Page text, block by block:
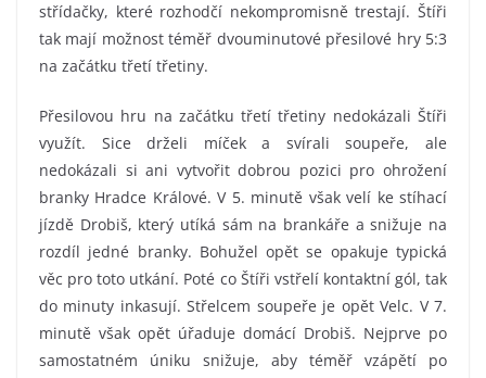
střídačky, které rozhodčí nekompromisně trestají. Štíři
tak mají možnost téměř dvouminutové přesilové hry 5:3
na začátku třetí třetiny.
Přesilovou hru na začátku třetí třetiny nedokázali Štíři
využít. Sice drželi míček a svírali soupeře, ale
nedokázali si ani vytvořit dobrou pozici pro ohrožení
branky Hradce Králové. V 5. minutě však velí ke stíhací
jízdě Drobiš, který utíká sám na brankáře a snižuje na
rozdíl jedné branky. Bohužel opět se opakuje typická
věc pro toto utkání. Poté co Štíři vstřelí kontaktní gól, tak
do minuty inkasují. Střelcem soupeře je opět Velc. V 7.
minutě však opět úřaduje domácí Drobiš. Nejprve po
samostatném úniku snižuje, aby téměř vzápětí po